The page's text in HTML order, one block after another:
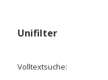
Unifilter
Volltextsuche: